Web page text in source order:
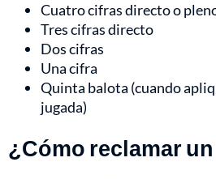
Cuatro cifras directo o
Tres cifras directo
Dos cifras
Una cifra
Quinta balota (cuando
jugada)
¿Cómo reclamar